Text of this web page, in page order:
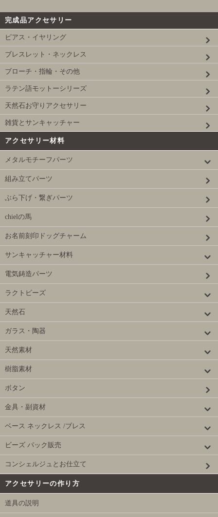
完成品アクセサリー
ピアス・イヤリング
ブレスレット・ネックレス
ブローチ・指輪・その他
ラテン語モットーシリーズ
天然石お守りアクセサリー
雑貨とサンキャッチャー
アクセサリー材料
メタルモチーフパーツ
組み立てパーツ
ぶら下げ・繋ぎパーツ
chielの馬
お名前刻印ドッグチャーム
サンキャッチャー材料
電気鋳造パーツ
ラクトビーズ
天然石
ガラス・陶器
天然素材
樹脂素材
ボタン
金具・副資材
ベース ネックレス /ブレス
ビーズ パック販売
コンシェルジュとお仕立て
アクセサリーの作り方
道具の説明